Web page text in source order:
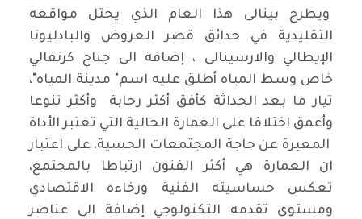
ويطرح بينالى هذا العام الذي يحتل مواقعه
التقليدية في حدائق قصر العروض والبادليونا
الإيطالي والارسينالى ، إضافة الى جناح كرنفالي
خاص وسط المياه أطلق عليه اسم" مدينة المياه"،
تيار ما بعد الحداثة كأفق أكثر رحابة وأكثر تنوعا
وأعمق اختلافا على العمارة الحالية التي تعتبر الأداة
المعبرة عن حاجة المجتمعات الحسية، على اعتبار
ان العمارة هي أكثر الفنون ارتباطا بالمجتمع،
تعكس حساسيته الفنية ورخاءه الاقتصادي
ومستوى تقدمه التكنولوجي إضافة الى عناصر